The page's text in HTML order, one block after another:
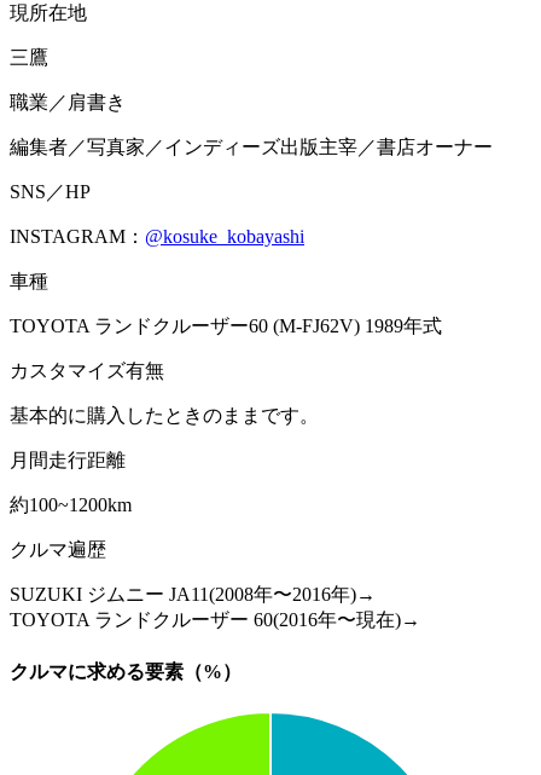
現所在地
三鷹
職業／肩書き
編集者／写真家／インディーズ出版主宰／書店オーナー
SNS／HP
INSTAGRAM： @kosuke_kobayashi
車種
TOYOTA ランドクルーザー60 (M-FJ62V) 1989年式
カスタマイズ有無
基本的に購入したときのままです。
月間走行距離
約100~1200km
クルマ遍歴
SUZUKI ジムニー JA11(2008年〜2016年)→
TOYOTA ランドクルーザー 60(2016年〜現在)→
クルマに求める要素（%）